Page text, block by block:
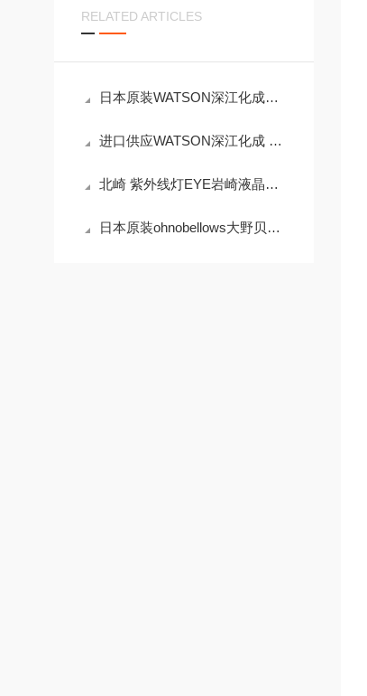
RELATED ARTICLES
日本原装WATSON深江化成单通道移液器N EXTY-S20 2~20 微升
进口供应WATSON深江化成 容量固定移液器NEXTY-F200 200μL
北崎 紫外线灯EYE岩崎液晶涂装固化灯H015-L312
日本原装ohnobellows大野贝洛高压手动阀DSH-04-FRG-316L-EP